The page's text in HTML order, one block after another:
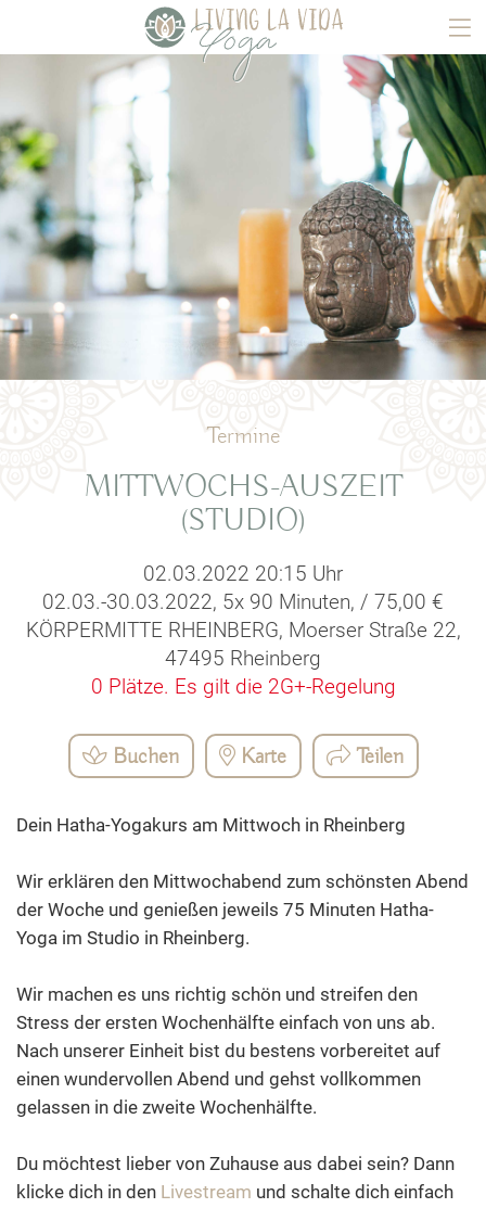
Termine
MITTWOCHS-AUSZEIT
(STUDIO)
02.03.2022 20:15 Uhr
02.03.-30.03.2022, 5x 90 Minuten, / 75,00 €
KÖRPERMITTE RHEINBERG, Moerser Straße 22,
47495 Rheinberg
0 Plätze. Es gilt die 2G+-Regelung
Buchen Karte Teilen
Dein Hatha-Yogakurs am Mittwoch in Rheinberg
Wir erklären den Mittwochabend zum schönsten Abend
der Woche und genießen jeweils 75 Minuten Hatha-
Yoga im Studio in Rheinberg.
Wir machen es uns richtig schön und streifen den
Stress der ersten Wochenhälfte einfach von uns ab.
Nach unserer Einheit bist du bestens vorbereitet auf
einen wundervollen Abend und gehst vollkommen
gelassen in die zweite Wochenhälfte.
Du möchtest lieber von Zuhause aus dabei sein? Dann
klicke dich in den Livestream und schalte dich einfach